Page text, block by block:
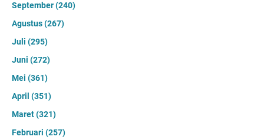
September(240)
Agustus(267)
Juli (295)
Juni (272)
Mei (361)
April (351)
Maret(321)
Februari (257)